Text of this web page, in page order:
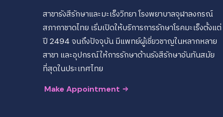
สาขารังสีรักษาและมะเร็งวิทยา โรงพยาบาลจุฬาลงกรณ์
สภากาชาดไทย เริ่มเปิดให้บริการการรักษาโรคมะเร็งตั้งแต่
ปี 2494 จนถึงปัจจุบัน มีแพทย์ผู้เชี่ยวชาญในหลากหลาย
สาขา และอุปกรณ์ให้การรักษาด้านรังสีรักษาอันทันสมัย
ที่สุดในประเทศไทย
Make Appointment